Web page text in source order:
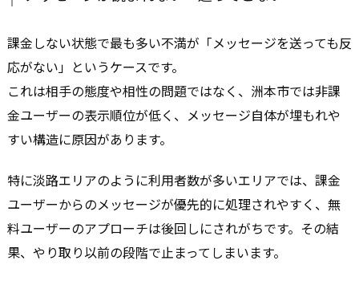
課金しない状態で最も多い不満が「メッセージを送っても反
応がない」というケースです。
これは相手の態度や相性の問題ではなく、洲本市では非課
金ユーザーの表示順位が低く、メッセージ自体が埋もれや
すい構造に原因があります。
特に淡路エリアのように利用者数が多いエリアでは、課金
ユーザーからのメッセージが優先的に処理されやすく、無
料ユーザーのアプローチは後回しにされがちです。その結
果、やり取り以前の段階で止まってしまいます。